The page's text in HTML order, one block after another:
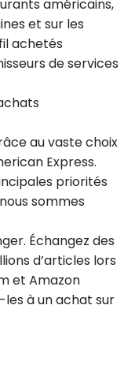
américains,
et sur les
achetés
de services
au vaste choix
Express.
priorités
sommes
Échangez des
d’articles lors
et Amazon
les à un achat sur